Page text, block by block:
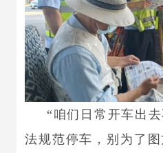
“咱们日常开车出
法规范停车，别为了图